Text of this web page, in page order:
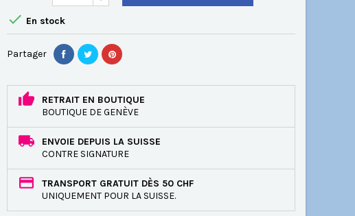
 En stock
Partager
RETRAIT EN BOUTIQUE
BOUTIQUE DE GENÈVE
ENVOIE DEPUIS LA SUISSE
CONTRE SIGNATURE
TRANSPORT GRATUIT DÈS 50 CHF
UNIQUEMENT POUR LA SUISSE.